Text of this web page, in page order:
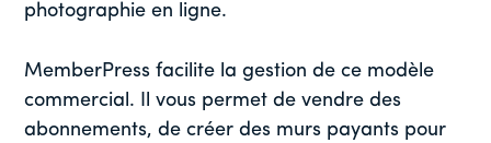
photographie en ligne.
MemberPress facilite la gestion de ce modèle
commercial. Il vous permet de vendre des
abonnements, de créer des murs payants pour